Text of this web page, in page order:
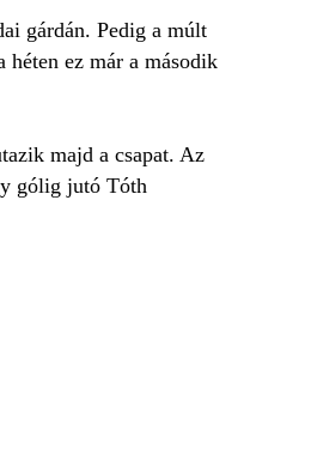
gárdán. Pedig a múlt
héten ez már a második
majd a csapat. Az
gólig jutó Tóth